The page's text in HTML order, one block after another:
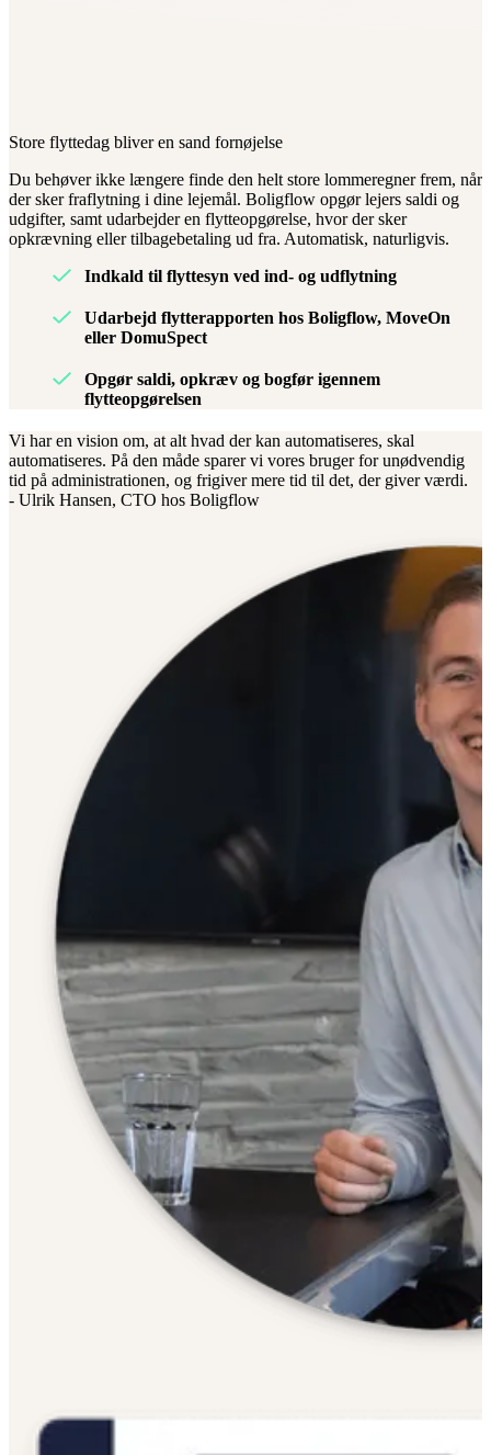
Store flyttedag bliver en sand fornøjelse
Du behøver ikke længere finde den helt store lommeregner frem, når
der sker fraflytning i dine lejemål. Boligflow opgør lejers saldi og
udgifter, samt udarbejder en flytteopgørelse, hvor der sker
opkrævning eller tilbagebetaling ud fra. Automatisk, naturligvis.
Indkald til flyttesyn ved ind- og udflytning
Udarbejd flytterapporten hos Boligflow, MoveOn
eller DomuSpect
Opgør saldi, opkræv og bogfør igennem
flytteopgørelsen
Vi har en vision om, at alt hvad der kan automatiseres, skal
automatiseres. På den måde sparer vi vores bruger for unødvendig
tid på administrationen, og frigiver mere tid til det, der giver værdi.
- Ulrik Hansen, CTO hos Boligflow